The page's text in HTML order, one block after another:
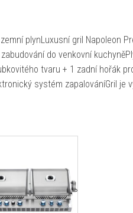
plynLuxusní gril Napoleon
do venkovní
tvaru + 1 zadní hořák
systém zapalováníGril je